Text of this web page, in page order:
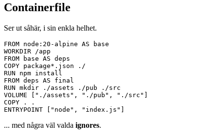
Containerfile
Ser ut såhär, i sin enkla helhet.
FROM node:20-alpine AS base
WORKDIR /app
FROM base AS deps
COPY package*.json ./
RUN npm install
FROM deps AS final
RUN mkdir ./assets ./pub ./src
VOLUME ["./assets", "./pub", "./src"]
COPY . .
... med några väl valda ignores.